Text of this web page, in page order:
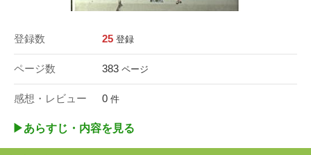
登録数 25 登録
ページ数 383 ページ
感想・レビュー 0 件
▶︎あらすじ・内容を見る